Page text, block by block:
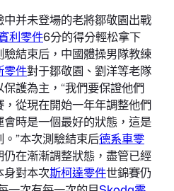
并未登場的老將鄒敬園出戰
利零件6分的得分輕松拿下
結束后，中國體操男隊教練
零件對于鄒敬園、劉洋等老隊
護為主，“我們要保證他們
從現在開始一年年調整他們
時是一個最好的狀態，這是
”本次測驗結束后德系車零
仍在漸漸調整狀態，盡管已經
身對本次斯柯達零件世錦賽仍